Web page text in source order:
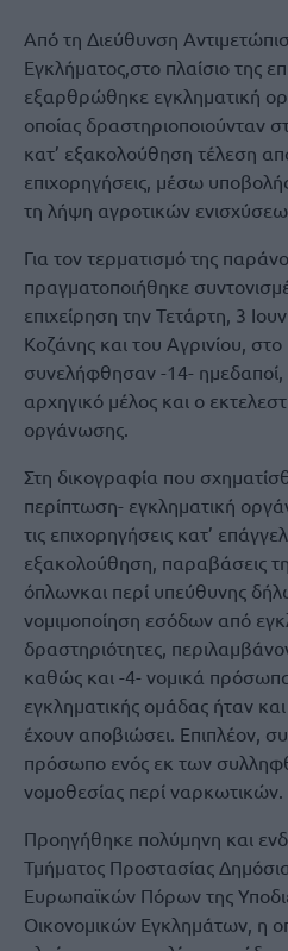
Από τη Διεύθυνση
Εγκλήματος,στο πλαίσιο της
εξαρθρώθηκε εγκληματική
οποίας δραστηριοποιούνταν
κατ’ εξακολούθηση τέλεση
επιχορηγήσεις, μέσω
τη λήψη αγροτικών
Για τον τερματισμό της
πραγματοποιήθηκε
επιχείρηση την Τετάρτη, 3
Κοζάνης και του Αγρινίου, στο
συνελήφθησαν -14-
αρχηγικό μέλος και ο
οργάνωσης.
Στη δικογραφία που
περίπτωση- εγκληματική
τις επιχορηγήσεις κατ’
εξακολούθηση, παραβάσεις
όπλωνκαι περί υπεύθυνης
νομιμοποίηση εσόδων από
δραστηριότητες,
καθώς και -4- νομικά
εγκληματικής ομάδας ήταν
έχουν αποβιώσει. Επιπλέον,
πρόσωπο ενός εκ των
νομοθεσίας περί ναρκωτικών.
Προηγήθηκε πολύμηνη και
Τμήματος Προστασίας
Ευρωπαϊκών Πόρων της
Οικονομικών Εγκλημάτων, η